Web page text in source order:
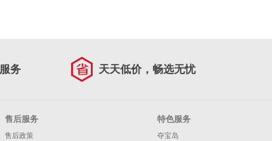
务 天天低价，畅选无忧
售后服务
售后政策
特色服务
夺宝岛